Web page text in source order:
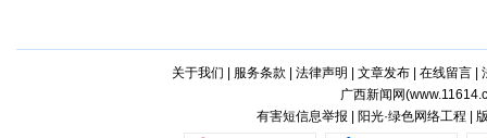
关于我们 服务条款 法律声明 文章发布| 在线留言|
广西新闻网(
有害短信息举报 | 阳光·绿色网络工程 |